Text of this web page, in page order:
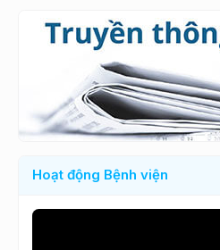
Hoạt động Bệnh viện